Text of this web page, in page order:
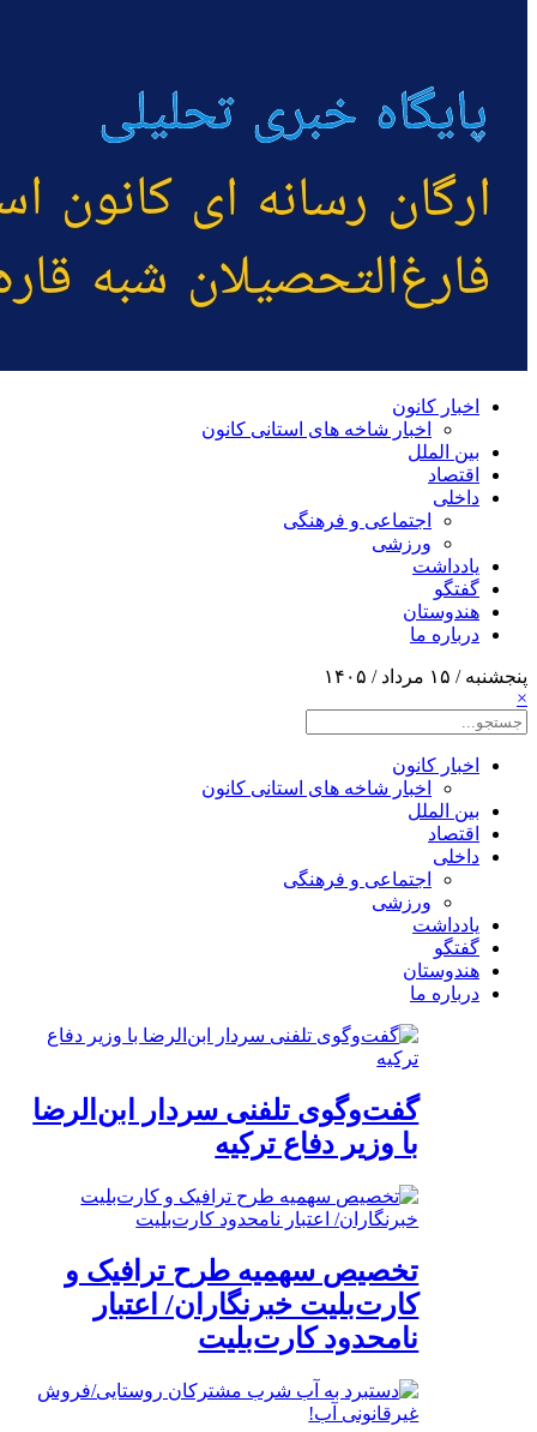
اخبار کانون
اخبار شاخه های استانی کانون
بین الملل
اقتصاد
داخلی
اجتماعی و فرهنگی
ورزشی
یادداشت
گفتگو
هندوستان
درباره ما
پنجشنبه / ۱۵ مرداد / ۱۴۰۵
×
اخبار کانون
اخبار شاخه های استانی کانون
بین الملل
اقتصاد
داخلی
اجتماعی و فرهنگی
ورزشی
یادداشت
گفتگو
هندوستان
درباره ما
گفت‌وگوی تلفنی سردار ابن‌الرضا
با وزیر دفاع ترکیه
تخصیص سهمیه طرح ترافیک و
کارت‌بلیت خبرنگاران/ اعتبار
نامحدود کارت‌بلیت